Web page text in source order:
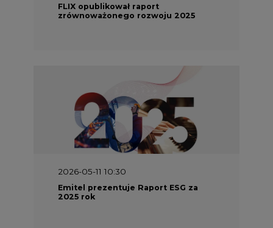
FLIX opublikował raport
zrównoważonego rozwoju 2025
2026-05-11 10:30
Emitel prezentuje Raport ESG za
2025 rok